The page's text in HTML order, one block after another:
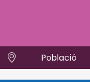
Població